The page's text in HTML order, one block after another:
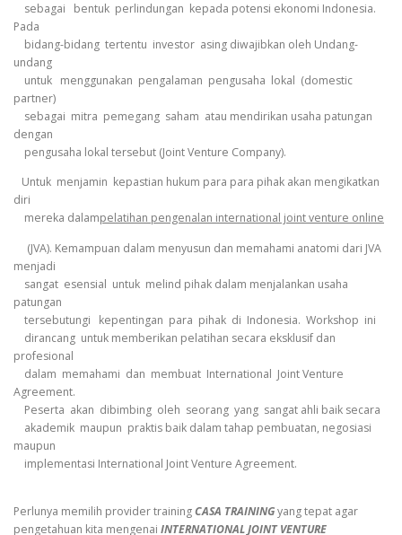
sebagai bentuk perlindungan kepada potensi ekonomi Indonesia.
Pada
bidang-bidang tertentu investor asing diwajibkan oleh Undang-
undang
untuk menggunakan pengalaman pengusaha lokal (domestic
partner)
sebagai mitra pemegang saham atau mendirikan usaha patungan
dengan
pengusaha lokal tersebut (Joint Venture Company).
Untuk menjamin kepastian hukum para para pihak akan mengikatkan
diri
mereka dalampelatihan pengenalan international joint venture online
(JVA). Kemampuan dalam menyusun dan memahami anatomi dari JVA
menjadi
sangat esensial untuk melind pihak dalam menjalankan usaha
patungan
tersebutungi kepentingan para pihak di Indonesia. Workshop ini
dirancang untuk memberikan pelatihan secara eksklusif dan
profesional
dalam memahami dan membuat International Joint Venture
Agreement.
Peserta akan dibimbing oleh seorang yang sangat ahli baik secara
akademik maupun praktis baik dalam tahap pembuatan, negosiasi
maupun
implementasi International Joint Venture Agreement.
Perlunya memilih provider trainingCASA TRAININGyang tepat agar
pengetahuan kita mengenai INTERNATIONAL JOINT VENTURE